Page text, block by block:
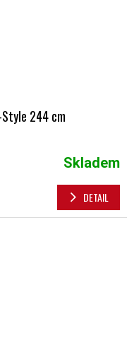
244 cm
Skladem
DETAIL